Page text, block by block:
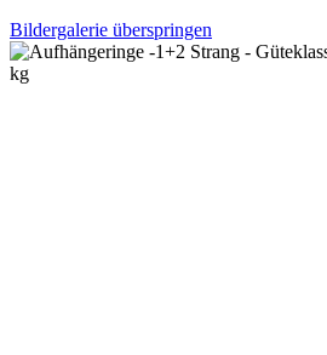
Bildergalerie überspringen